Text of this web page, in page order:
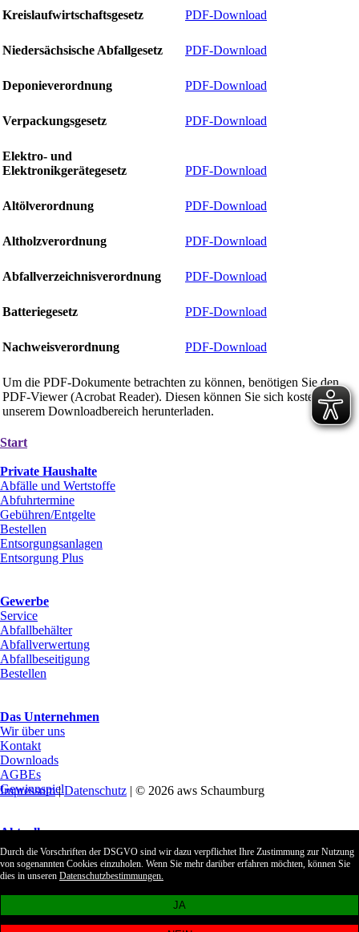
Kreislaufwirtschaftsgesetz PDF-Download
Niedersächsische Abfallgesetz PDF-Download
Deponieverordnung PDF-Download
Verpackungsgesetz PDF-Download
Elektro- und
Elektronikgerätegesetz
PDF-Download
Altölverordnung PDF-Download
Altholzverordnung PDF-Download
Abfallverzeichnisverordnung PDF-Download
Batteriegesetz PDF-Download
Nachweisverordnung PDF-Download
Um die PDF-Dokumente betrachten zu können, benötigen Sie den
PDF-Viewer (Acrobat Reader). Diesen können Sie sich kostenlos in
unserem Downloadbereich herunterladen.
Start
Private Haushalte
Abfälle und Wertstoffe
Abfuhrtermine
Gebühren/Entgelte
Bestellen
Entsorgungsanlagen
Entsorgung Plus
Gewerbe
Service
Abfallbehälter
Abfallverwertung
Abfallbeseitigung
Bestellen
Das Unternehmen
Wir über uns
Kontakt
Downloads
AGBEs
Gewinnspiel
Aktuelles
Archiv
Kundenlogin
Datenschutz
Durch die Vorschriften der DSGVO sind wir dazu verpflichtet Ihre Zustimmung zur Nutzung
von sogenannten Cookies einzuholen. Wenn Sie mehr darüber erfahren möchten, können Sie
dies in unseren Datenschutzbestimmungen.
JA
Impressum|Datenschutz | © 2026 aws Schaumburg